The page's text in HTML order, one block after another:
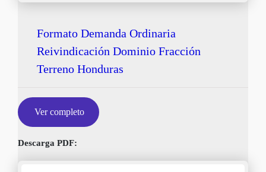
Formato Demanda Ordinaria
Reivindicación Dominio Fracción
Terreno Honduras
Ver completo
Descarga PDF: